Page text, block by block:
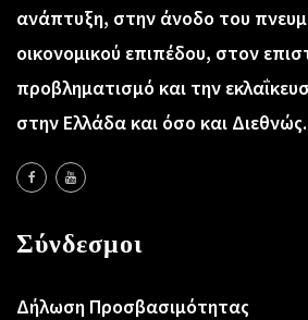
ανάπτυξη, στην άνοδο του
οικονομικού επιπέδου, στον
προβληματισμό και την
στην Ελλάδα και όσο και Διεθνώς.
Σύνδεσμοι
Δήλωση Προσβασιμότητας